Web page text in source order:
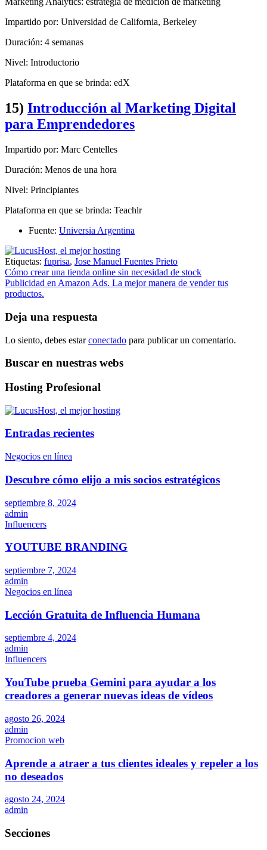
Impartido por: Universidad de California, Berkeley
Duración: 4 semanas
Nivel: Introductorio
Plataforma en que se brinda: edX
15) Introducción al Marketing Digital
para Emprendedores
Impartido por: Marc Centelles
Duración: Menos de una hora
Nivel: Principiantes
Plataforma en que se brinda: Teachlr
Fuente: Universia Argentina
Etiquetas: fuprisa, Jose Manuel Fuentes Prieto
Navegación
de
Cómo crear una tienda online sin necesidad de stock
Publicidad en Amazon Ads. La mejor manera de vender tus
productos.
Deja una respuesta
Lo siento, debes estarconectado para publicar un comentario.
Buscar en nuestras webs
Hosting Profesional
Entradas recientes
Negocios en línea
Descubre cómo elijo a mis socios estratégicos
septiembre 8, 2024
admin
Influencers
YOUTUBE BRANDING
septiembre 7, 2024
admin
Negocios en línea
Lección Gratuita de Influencia Humana
septiembre 4, 2024
admin
Influencers
YouTube prueba Gemini para ayudar a los
creadores a generar nuevas ideas de vídeos
agosto 26, 2024
admin
Promocion web
Aprende a atraer a tus clientes ideales y repeler a los
no deseados
agosto 24, 2024
admin
Secciones